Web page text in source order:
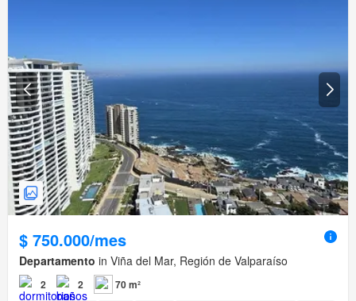
$ 750.000/mes
Departamento in Viña del Mar, Región de Valparaíso
2 2 70 m²